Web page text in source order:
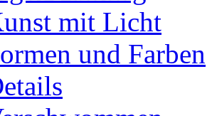
mit Licht
und Farben